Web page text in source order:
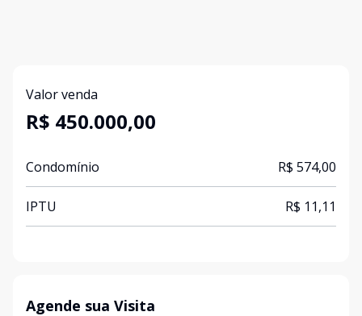
Valor venda
R$ 450.000,00
Condomínio R$ 574,00
IPTU R$ 11,11
Agende sua Visita